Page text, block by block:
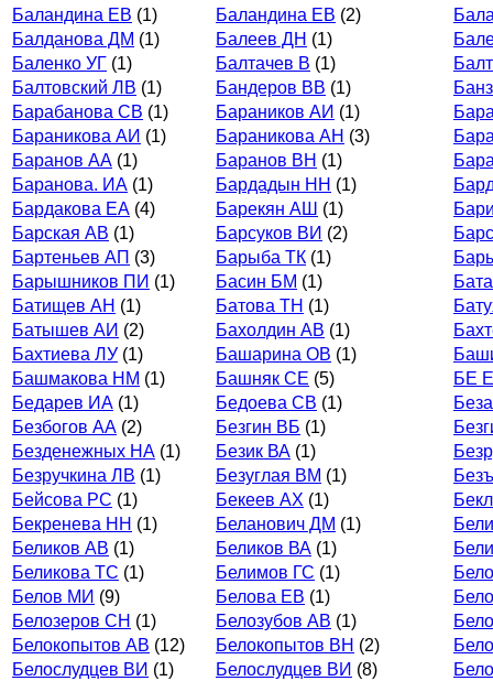
Баландина ЕВ (1) Баландина ЕВ (2)
Балданова ДМ (1) Балеев ДН (1)
Баленко УГ (1) Балтачев В (1)
Балтовский ЛВ (1) Бандеров ВВ (1)
Барабанова СВ (1) Бараников АИ (1)
Бараникова АИ (1) Бараникова АН (3)
Баранов АА (1) Баранов ВН (1)
Баранова. ИА (1) Бардадын НН (1)
Бардакова ЕА (4) Барекян АШ (1)
Барская АВ (1) Барсуков ВИ (2)
Бартеньев АП (3) Барыба ТК (1)
Барышников ПИ (1) Басин БМ (1)
Батищев АН (1) Батова ТН (1)
Батышев АИ (2) Бахолдин АВ (1)
Бахтиева ЛУ (1) Башарина ОВ (1)
Башмакова НМ (1) Башняк СЕ (5)
БЕ
Бедарев ИА (1) Бедоева СВ (1)
Безбогов АА (2) Безгин ВБ (1)
Безденежных НА (1) Безик ВА (1)
Безручкина ЛВ (1) Безуглая ВМ (1)
Бейсова РС (1) Бекеев АХ (1)
Бекренева НН (1) Беланович ДМ (1)
Беликов АВ (1) Беликов ВА (1)
Беликова ТС (1) Белимов ГС (1)
Белов МИ (9) Белова ЕВ (1)
Белозеров СН (1) Белозубов АВ (1)
Белокопытов АВ (12) Белокопытов ВН (2)
Белослудцев ВИ (1) Белослудцев ВИ (8)